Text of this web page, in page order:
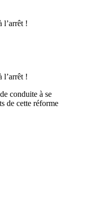
l’arrêt !
l’arrêt !
conduite à se
de cette réforme